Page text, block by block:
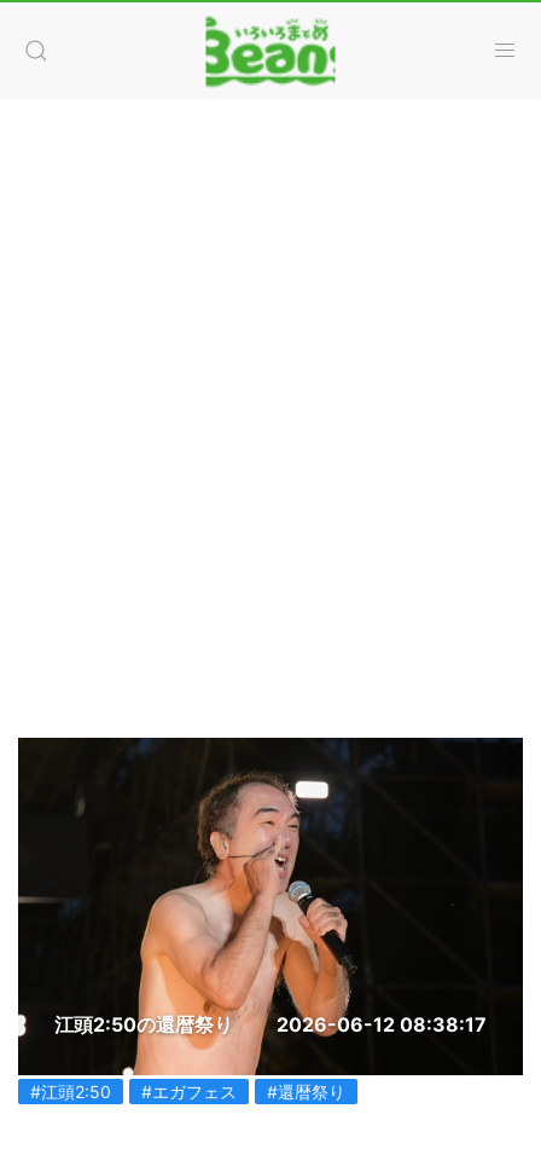
江頭2:50の還暦祭り 2026-06-12 08:38:17
#江頭2:50 #エガフェス #還暦祭り